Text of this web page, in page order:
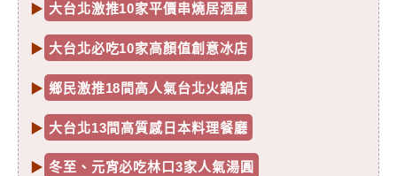
▶ 大台北激推10家平價串燒居酒屋
▶ 大台北必吃10家高顏值創意冰店
▶ 鄉民激推18間高人氣台北火鍋店
▶ 大台北13間高質感日本料理餐廳
▶ 冬至、元宵必吃林口3家人氣湯圓